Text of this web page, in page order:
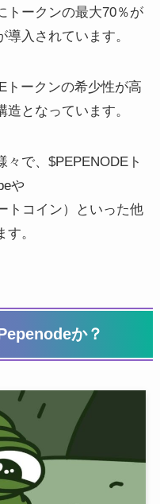
トークンの最大70％が
入されています。
トークンの希少性が高
となっています。
で、$PEPENODEト
や
トコイン）といった他
。
か？